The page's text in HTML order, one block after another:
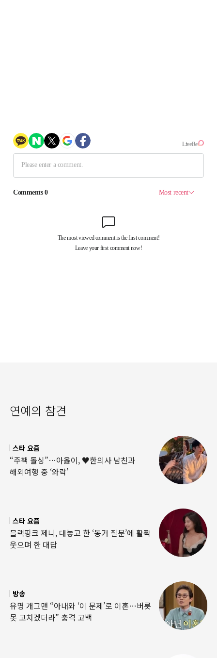
연예의 참견
스타 요즘
“주책 돌싱”…아옳이, ♥한의사 남친과
해외여행 중 ‘와락’
스타 요즘
블랙핑크 제니, 대놓고 한 ‘동거 질문’에 활짝
웃으며 한 대답
방송
유명 개그맨 “아내와 ‘이 문제’로 이혼…버릇
못 고치겠더라” 충격 고백